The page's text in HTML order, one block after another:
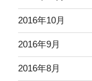
2016年10月
2016年9月
2016年8月